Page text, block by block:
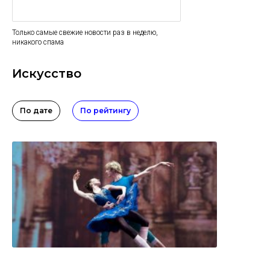
Только самые свежие новости раз в неделю,
никакого спама
Искусство
По дате По рейтингу